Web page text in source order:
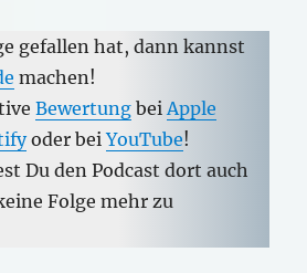
gefallen hat, dann kannst
machen!
Bewertung beiApple
oder beiYouTube!
Du den Podcast dort auch
Folge mehr zu